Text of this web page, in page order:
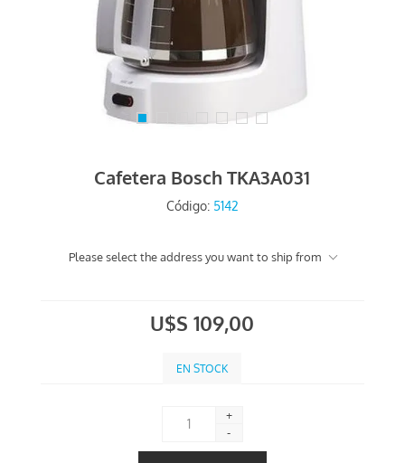
Cafetera Bosch TKA3A031
Código: 5142
Please select the address you want to ship from
U$S 109,00
EN STOCK
+
-